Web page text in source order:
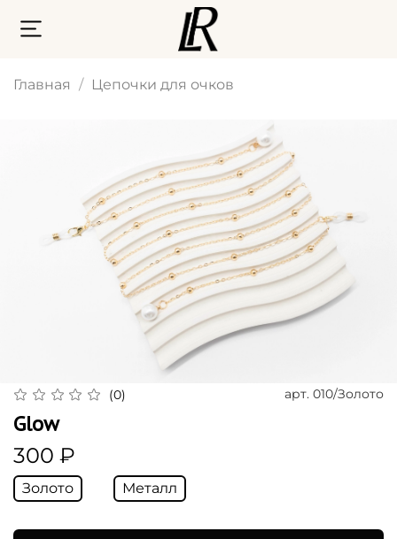
Главная Цепочки для очков
(0) арт. 010/Золото
Glow
300 ₽
Золото Металл